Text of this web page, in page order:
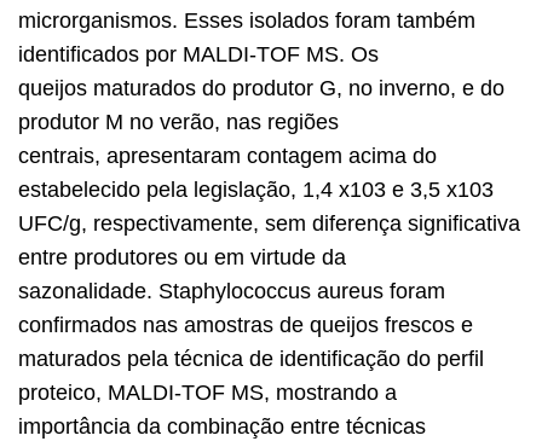
microrganismos. Esses isolados foram também
identificados por MALDI-TOF MS. Os
queijos maturados do produtor G, no inverno, e do
produtor M no verão, nas regiões
centrais, apresentaram contagem acima do
estabelecido pela legislação, 1,4 x103 e 3,5 x103
UFC/g, respectivamente, sem diferença significativa
entre produtores ou em virtude da
sazonalidade. Staphylococcus aureus foram
confirmados nas amostras de queijos frescos e
maturados pela técnica de identificação do perfil
proteico, MALDI-TOF MS, mostrando a
importância da combinação entre técnicas